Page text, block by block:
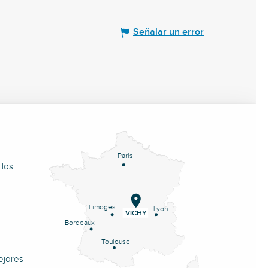
Señalar un error
Paris
Lyon
Limoges
Bordeaux
Toulouse
VICHY